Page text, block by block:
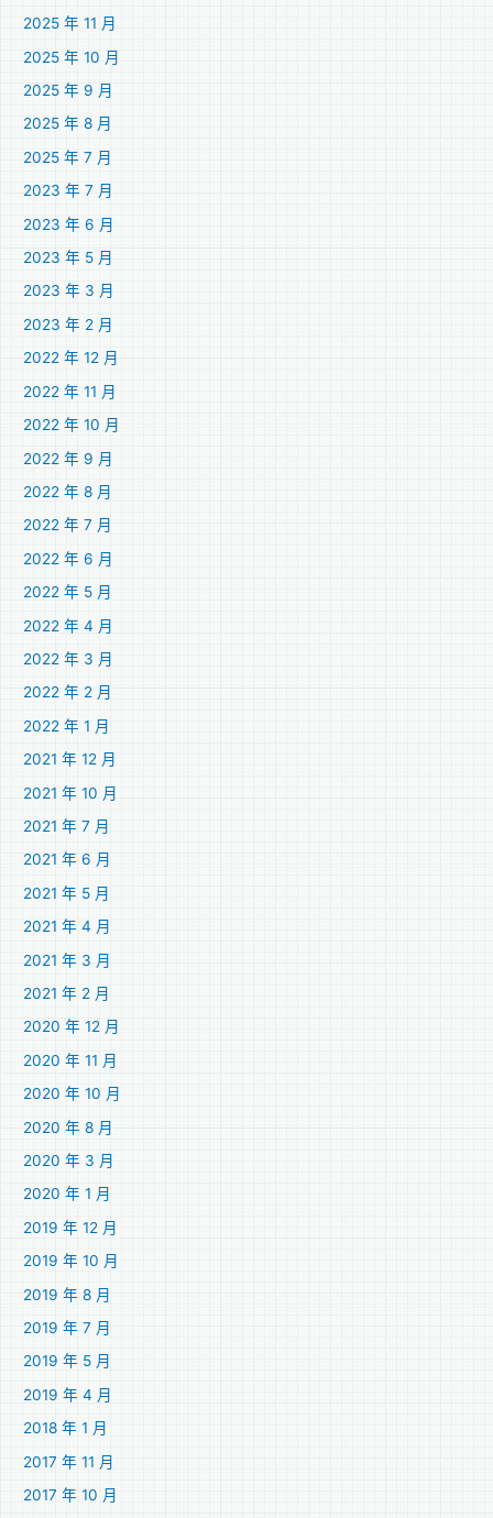
2025 年 11 月
2025 年 10 月
2025 年 9 月
2025 年 8 月
2025 年 7 月
2023 年 7 月
2023 年 6 月
2023 年 5 月
2023 年 3 月
2023 年 2 月
2022 年 12 月
2022 年 11 月
2022 年 10 月
2022 年 9 月
2022 年 8 月
2022 年 7 月
2022 年 6 月
2022 年 5 月
2022 年 4 月
2022 年 3 月
2022 年 2 月
2022 年 1 月
2021 年 12 月
2021 年 10 月
2021 年 7 月
2021 年 6 月
2021 年 5 月
2021 年 4 月
2021 年 3 月
2021 年 2 月
2020 年 12 月
2020 年 11 月
2020 年 10 月
2020 年 8 月
2020 年 3 月
2020 年 1 月
2019 年 12 月
2019 年 10 月
2019 年 8 月
2019 年 7 月
2019 年 5 月
2019 年 4 月
2018 年 1 月
2017 年 11 月
2017 年 10 月